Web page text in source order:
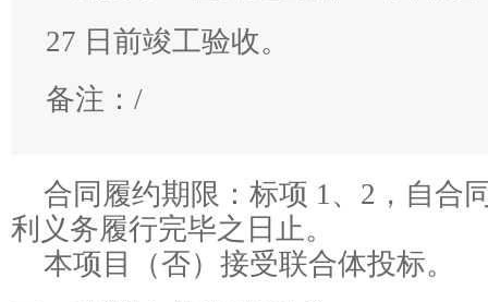
27 日前竣工验收。
备注： /
合同履约期限： 标项 1、2，自合
利义务履行完毕之日止。
本项目（否）接受联合体投标。